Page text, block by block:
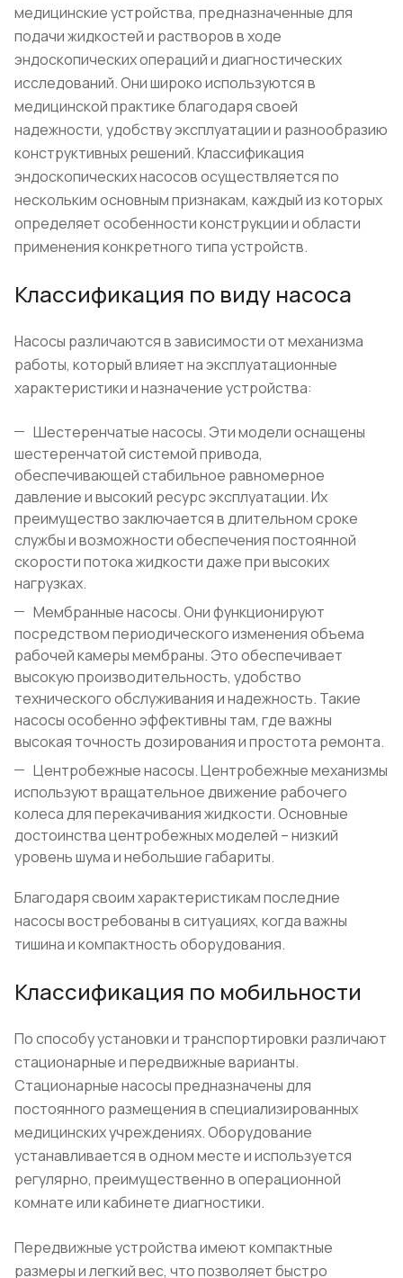
медицинские устройства, предназначенные для
подачи жидкостей и растворов в ходе
эндоскопических операций и диагностических
исследований. Они широко используются в
медицинской практике благодаря своей
надежности, удобству эксплуатации и разнообразию
конструктивных решений. Классификация
эндоскопических насосов осуществляется по
нескольким основным признакам, каждый из которых
определяет особенности конструкции и области
применения конкретного типа устройств.
Классификация по виду насоса
Насосы различаются в зависимости от механизма
работы, который влияет на эксплуатационные
характеристики и назначение устройства:
Шестеренчатые насосы. Эти модели оснащены
шестеренчатой системой привода,
обеспечивающей стабильное равномерное
давление и высокий ресурс эксплуатации. Их
преимущество заключается в длительном сроке
службы и возможности обеспечения постоянной
скорости потока жидкости даже при высоких
нагрузках.
Мембранные насосы. Они функционируют
посредством периодического изменения объема
рабочей камеры мембраны. Это обеспечивает
высокую производительность, удобство
технического обслуживания и надежность. Такие
насосы особенно эффективны там, где важны
высокая точность дозирования и простота ремонта.
Центробежные насосы. Центробежные механизмы
используют вращательное движение рабочего
колеса для перекачивания жидкости. Основные
достоинства центробежных моделей – низкий
уровень шума и небольшие габариты.
Благодаря своим характеристикам последние
насосы востребованы в ситуациях, когда важны
тишина и компактность оборудования.
Классификация по мобильности
По способу установки и транспортировки различают
стационарные и передвижные варианты.
Стационарные насосы предназначены для
постоянного размещения в специализированных
медицинских учреждениях. Оборудование
устанавливается в одном месте и используется
регулярно, преимущественно в операционной
комнате или кабинете диагностики.
Передвижные устройства имеют компактные
размеры и легкий вес, что позволяет быстро